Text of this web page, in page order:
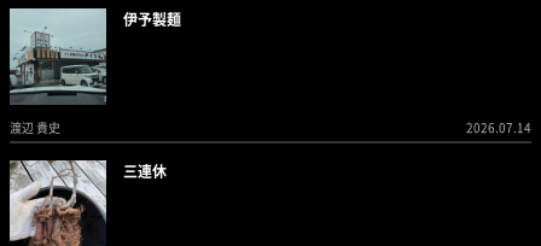
伊予製麺
渡辺 貴史 2026.07.14
三連休